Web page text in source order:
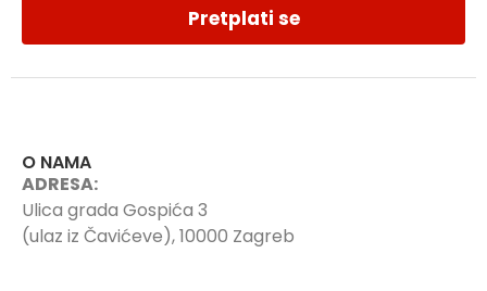
Pretplati se
O NAMA
ADRESA:
Ulica grada Gospića 3
(ulaz iz Čavićeve), 10000 Zagreb